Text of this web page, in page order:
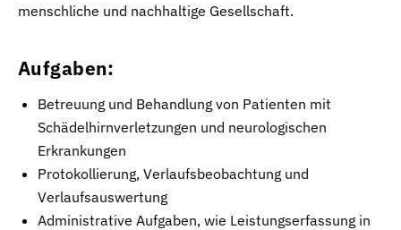
menschliche und nachhaltige Gesellschaft.
Aufgaben:
Betreuung und Behandlung von Patienten mit
Schädelhirnverletzungen und neurologischen
Erkrankungen
Protokollierung, Verlaufsbeobachtung und
Verlaufsauswertung
Administrative Aufgaben, wie Leistungserfassung in